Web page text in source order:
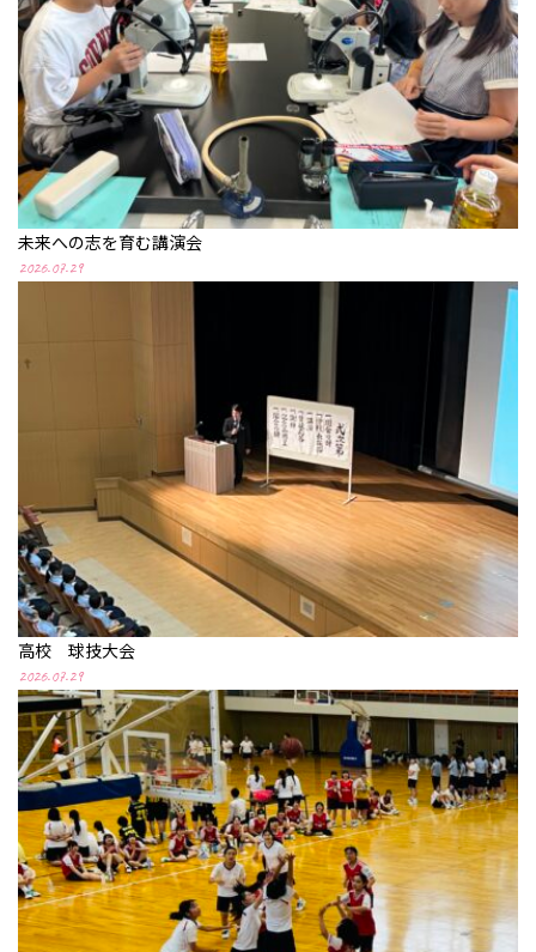
未来への志を育む講演会
2026.07.29
高校 球技大会
2026.07.29